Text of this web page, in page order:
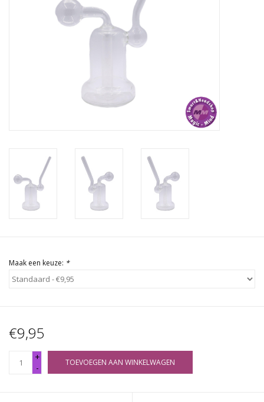
Health Supplies
Maak een keuze: *
€9,95
+
-
TOEVOEGEN AAN WINKELWAGEN